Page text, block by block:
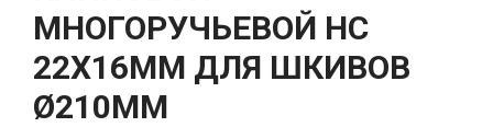
МНОГОРУЧЬЕВОЙ HС
22Х16ММ ДЛЯ ШКИВОВ
Ø210ММ